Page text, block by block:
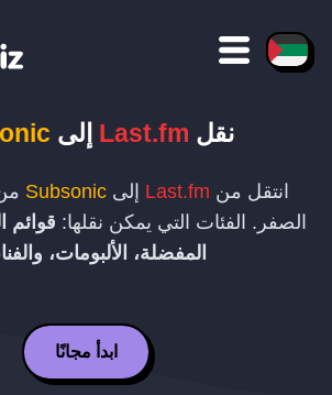
نقل Last.fm إلى
انتقل من Last.fm إلى Subsonic
الصفر. الفئات التي يمكن نقلها: قوائم
المفضلة، الألبومات،
ابدأ مجانًا